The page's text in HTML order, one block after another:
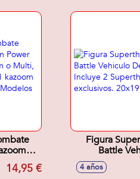
1
14,95 €
Figura
Battle
Demolición.
Superthings
4 años